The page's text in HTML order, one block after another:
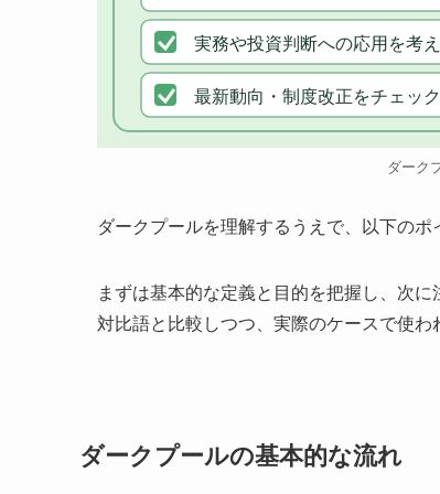
実務や投資判断への応用を考
最新動向・制度改正をチェック
ダーク
ダークプールを理解するうえで、以下の
まずは基本的な定義と目的を把握し、次
対比語と比較しつつ、実際のケースで使わ
ダークプールの基本的な流れ